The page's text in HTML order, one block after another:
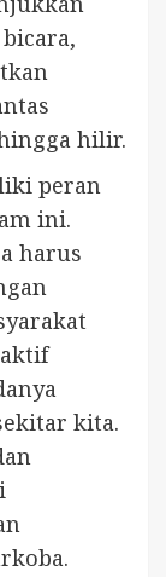
hilir.
peran
ini.
harus
kita.